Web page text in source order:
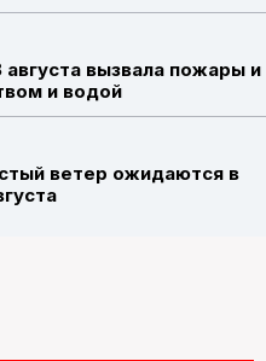
августа вызвала пожары и
и водой
ветер ожидаются в